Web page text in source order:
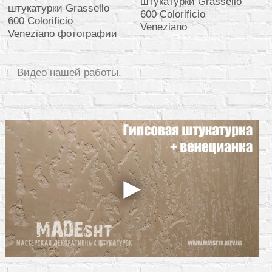
Видео нашей работы.